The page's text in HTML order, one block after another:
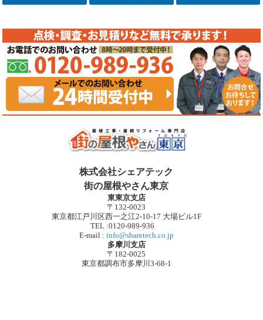
株式会社シェアテック
街の屋根やさん東京
東東京支店
〒132-0023
東京都江戸川区西一之江2-10-17 大場ビル1F
TEL :0120-989-936
E-mail : info@sharetech.co.jp
多摩川支店
〒182-0025
東京都調布市多摩川3-68-1